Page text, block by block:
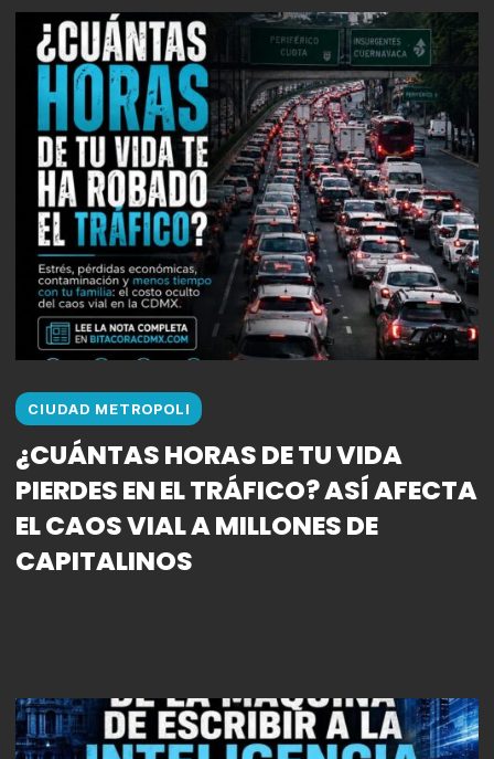
CIUDAD METROPOLI
¿CUÁNTAS HORAS DE TU VIDA
PIERDES EN EL TRÁFICO? ASÍ AFECTA
EL CAOS VIAL A MILLONES DE
CAPITALINOS